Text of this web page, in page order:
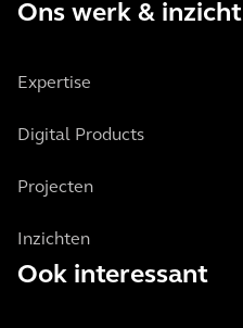
Ons werk & inzicht
Expertise
Digital Products
Projecten
Inzichten
Ook interessant